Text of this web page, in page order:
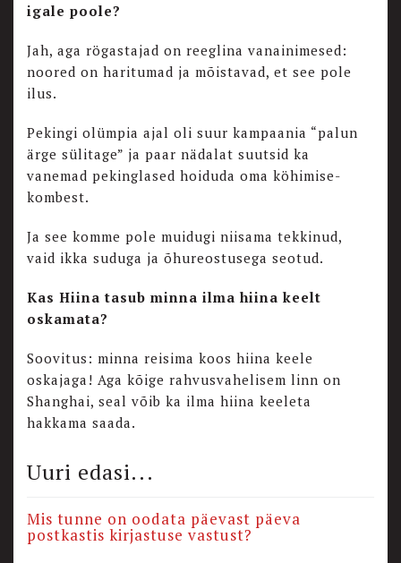
igale poole?
Jah, aga rögastajad on reeglina vanainimesed:
noored on haritumad ja mõistavad, et see pole
ilus.
Pekingi olümpia ajal oli suur kampaania “palun
ärge sülitage” ja paar nädalat suutsid ka
vanemad pekinglased hoiduda oma köhimise-
kombest.
Ja see komme pole muidugi niisama tekkinud,
vaid ikka suduga ja õhureostusega seotud.
Kas Hiina tasub minna ilma hiina keelt
oskamata?
Soovitus: minna reisima koos hiina keele
oskajaga! Aga kõige rahvusvahelisem linn on
Shanghai, seal võib ka ilma hiina keeleta
hakkama saada.
Uuri edasi...
Mis tunne on oodata päevast päeva
postkastis kirjastuse vastust?